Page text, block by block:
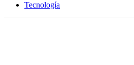
Tecnología